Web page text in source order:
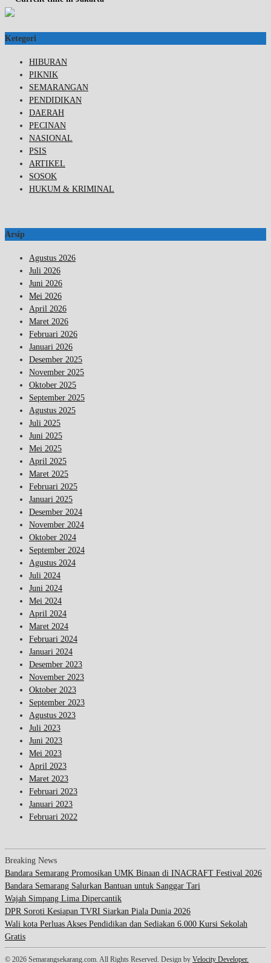
Ketegori
HIBURAN
PIKNIK
SEMARANGAN
PENDIDIKAN
DAERAH
PECINAN
NASIONAL
PSIS
ARTIKEL
SOSOK
HUKUM & KRIMINAL
Arsip
Agustus 2026
Juli 2026
Juni 2026
Mei 2026
April 2026
Maret 2026
Februari 2026
Januari 2026
Desember 2025
November 2025
Oktober 2025
September 2025
Agustus 2025
Juli 2025
Juni 2025
Mei 2025
April 2025
Maret 2025
Februari 2025
Januari 2025
Desember 2024
November 2024
Oktober 2024
September 2024
Agustus 2024
Juli 2024
Juni 2024
Mei 2024
April 2024
Maret 2024
Februari 2024
Januari 2024
Desember 2023
November 2023
Oktober 2023
September 2023
Agustus 2023
Juli 2023
Juni 2023
Mei 2023
April 2023
Maret 2023
Februari 2023
Januari 2023
Februari 2022
Breaking News
Bandara Semarang Promosikan UMK Binaan di INACRAFT Festival 2026
Bandara Semarang Salurkan Bantuan untuk Sanggar Tari
Wajah Simpang Lima Dipercantik
DPR Soroti Kesiapan TVRI Siarkan Piala Dunia 2026
Wali kota Perluas Akses Pendidikan dan Sediakan 6.000 Kursi Sekolah
Gratis
© 2026 Semarangsekarang.com. All Rights Reserved. Design by Velocity Developer.